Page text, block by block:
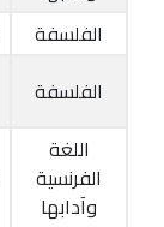
الفلسفة
الفلسفة
اللغة
الفرنسية
وآدابها